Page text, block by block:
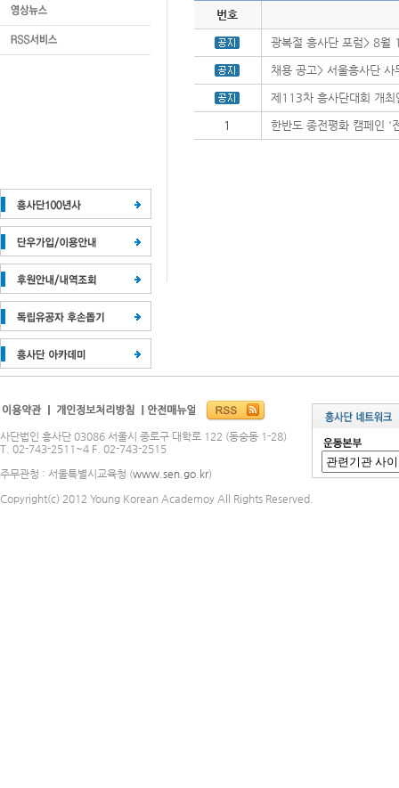
번호
광복절 흥사단 포럼> 8월
채용 공고> 서울흥사단
제113차 흥사단대회 개최
1 한반도 종전평화 캠페인 '
사단법인 흥사단 03086 서울시 종로구 대학로 122 (동숭동 1-28)
T. 02-743-2511~4 F. 02-743-2515
주무관청 : 서울특별시교육청 (www.sen.go.kr)
Copyright(c) 2012 Young Korean Academoy All Rights Reserved.